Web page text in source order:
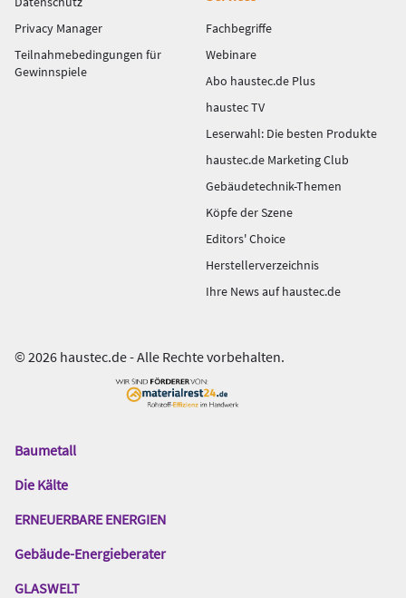
Privacy Manager
Teilnahmebedingungen für
Gewinnspiele
Fachbegriffe
Webinare
Abo haustec.de Plus
haustec TV
Leserwahl: Die besten Produkte
haustec.de Marketing Club
Gebäudetechnik-Themen
Köpfe der Szene
Editors' Choice
Herstellerverzeichnis
Ihre News auf haustec.de
© 2026 haustec.de - Alle Rechte vorbehalten.
Das
Gentner
Baumetall
Die Kälte
ERNEUERBARE ENERGIEN
Gebäude-Energieberater
GLASWELT